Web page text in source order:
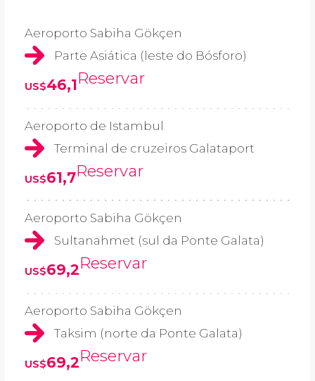
Aeroporto Sabiha Gökçen
Parte Asiática (leste do Bósforo)
US$46,1Reservar
Aeroporto de Istambul
Terminal de cruzeiros Galataport
US$61,7Reservar
Aeroporto Sabiha Gökçen
Sultanahmet (sul da Ponte Galata)
US$69,2Reservar
Aeroporto Sabiha Gökçen
Taksim (norte da Ponte Galata)
US$69,2Reservar